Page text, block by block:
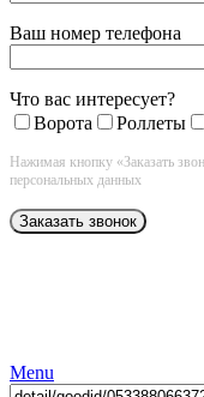
Ваш номер телефона
Что вас интересует?
Ворота
Роллеты
Нажимая кнопку «Заказать
персональных данных
Menu